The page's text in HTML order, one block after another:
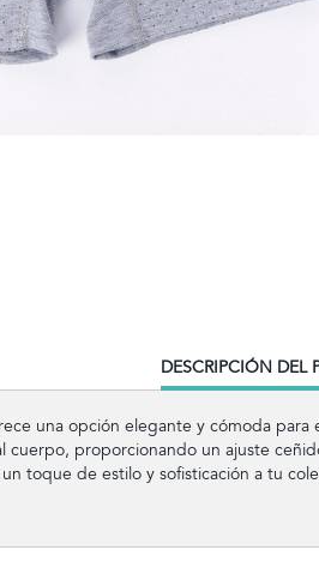
CURRENT
TAB:
DESCRIPCIÓN DEL
una opción elegante y cómoda para
cuerpo, proporcionando un ajuste
toque de estilo y sofisticación a tu